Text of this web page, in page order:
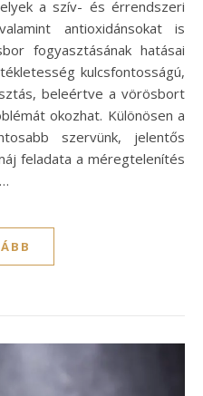
a szív- és érrendszeri
antioxidánsokat is
fogyasztásának hatásai
kulcsfontosságú,
beleértve a vörösbort
okozhat. Különösen a
szervünk, jelentős
feladata a méregtelenítés